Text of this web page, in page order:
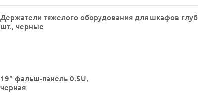
Держатели тяжелого оборудования для шкафов
шт., черные
19" фальш-панель 0.5U,
черная